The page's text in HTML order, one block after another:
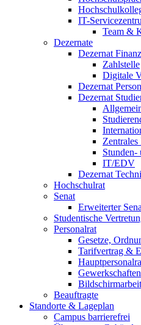
IT-
Team &
Dezernate
Dezernat
Zahlstelle
Digitale
Dezernat
Dezernat
Zentrales
Stunden-
IT/EDV
Dezernat
Hochschulrat
Senat
Erweiterter
Studentische
Personalrat
Gesetze,
Tarifvertrag &
Gewerkschaften
Beauftragte
Standorte & Lageplan
Campus barrierefrei